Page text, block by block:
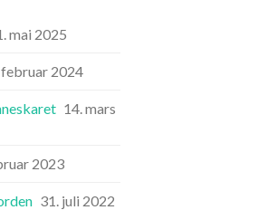
mai 2025
februar 2024
14. mars
2023
31. juli 2022